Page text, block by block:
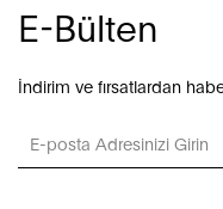
E-Bülten
İndirim ve fırsatlardan